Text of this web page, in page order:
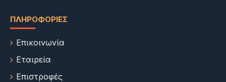
ΠΛΗΡΟΦΟΡΊΕΣ
Επικοινωνία
Εταιρεία
Επιστροφές